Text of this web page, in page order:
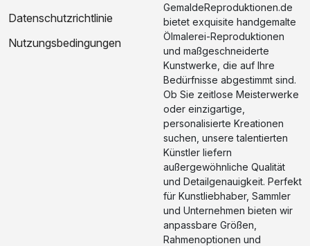
Datenschutzrichtlinie
Nutzungsbedingungen
GemaldeReproduktionen.de
bietet exquisite handgemalte
Ölmalerei-Reproduktionen
und maßgeschneiderte
Kunstwerke, die auf Ihre
Bedürfnisse abgestimmt sind.
Ob Sie zeitlose Meisterwerke
oder einzigartige,
personalisierte Kreationen
suchen, unsere talentierten
Künstler liefern
außergewöhnliche Qualität
und Detailgenauigkeit. Perfekt
für Kunstliebhaber, Sammler
und Unternehmen bieten wir
anpassbare Größen,
Rahmenoptionen und